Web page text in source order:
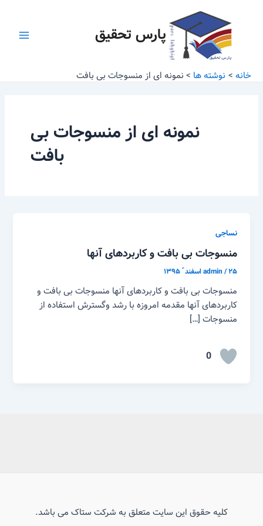
پارس تحقیق
خانه نوشته ها نمونه ای از منسوجات بی بافت
نمونه ای از منسوجات بی
بافت
نساجی
منسوجات بی بافت و کاربردهای آنها
admin/۲۵ اسفند ّ ۱۳۹۵
منسوجات بی بافت و کاربردهای آنها منسوجات بی بافت و
کاربردهای آنها مقدمه امروزه با رشد وگسترش استفاده از
منسوجات […]
0
کلیه حقوق این سایت متعلق به شرکت ستاک می باشد.